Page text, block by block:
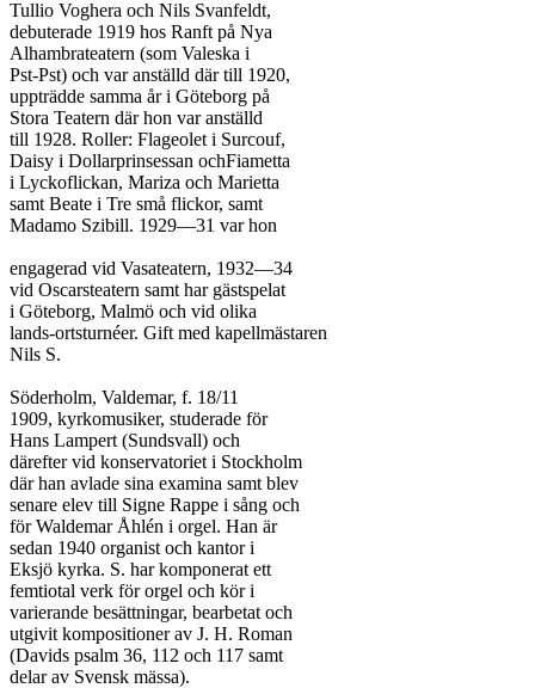
Tullio Voghera och Nils Svanfeldt,
debuterade 1919 hos Ranft på Nya
Alhambrateatern (som Valeska i
Pst-Pst) och var anställd där till 1920,
uppträdde samma år i Göteborg på
Stora Teatern där hon var anställd
till 1928. Roller: Flageolet i Surcouf,
Daisy i Dollarprinsessan ochFiametta
i Lyckoflickan, Mariza och Marietta
samt Beate i Tre små flickor, samt
Madamo Szibill. 1929—31 var hon
engagerad vid Vasateatern, 1932—34
vid Oscarsteatern samt har gästspelat
i Göteborg, Malmö och vid olika
lands-ortsturnéer. Gift med kapellmästaren
Nils S.
Söderholm, Valdemar, f. 18/11
1909, kyrkomusiker, studerade för
Hans Lampert (Sundsvall) och
därefter vid konservatoriet i Stockholm
där han avlade sina examina samt blev
senare elev till Signe Rappe i sång och
för Waldemar Åhlén i orgel. Han är
sedan 1940 organist och kantor i
Eksjö kyrka. S. har komponerat ett
femtiotal verk för orgel och kör i
varierande besättningar, bearbetat och
utgivit kompositioner av J. H. Roman
(Davids psalm 36, 112 och 117 samt
delar av Svensk mässa).